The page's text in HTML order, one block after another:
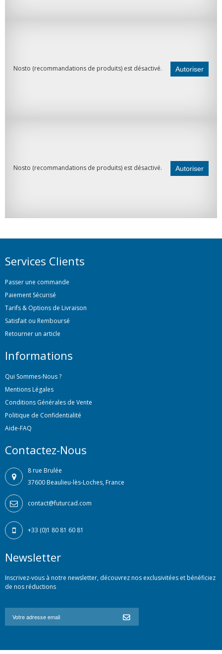
Nosto (recommandations de produits) est désactivé. Autoriser
Nosto (recommandations de produits) est désactivé. Autoriser
Services Clients
Passer une commande
Paiement Sécurisé
Tarifs & Options de Livraison
Satisfait ou Remboursé
Retourner un article
Informations
Qui Sommes-Nous ?
Mentions Légales
Conditions Générales de Vente
Politique de Confidentialité
Aide-FAQ
Contactez-Nous
8 rue Brulée
37600 Beaulieu-lès-Loches, France
contact@futurcad.com
+33 (0)1 80 81 60 81
Newsletter
Inscrivez-vous à notre newsletter, découvrez nos exclusivitées et bénéficiez
de nos réductions